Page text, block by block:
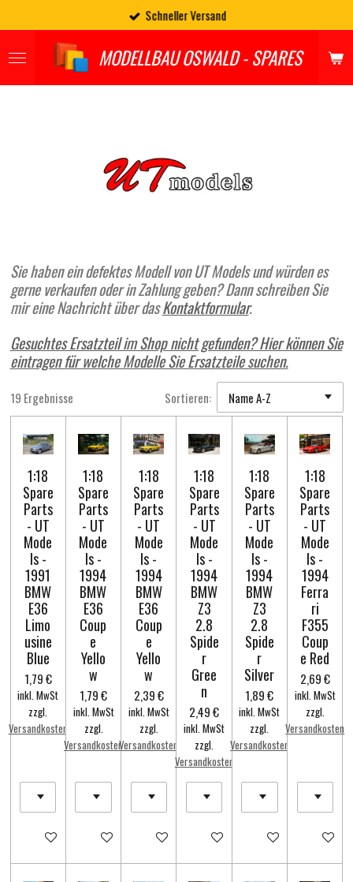
Hauptinhalt
springen
MODELLBAU OSWALD - SPARES
Schneller Versand
Sie haben ein defektes Modell von UT Models und würden es
gerne verkaufen oder in Zahlung geben? Dann schreiben Sie
mir eine Nachricht über dasKontaktformular.
Gesuchtes Ersatzteil im Shop nicht gefunden? Hier können Sie
eintragen für welche Modelle Sie Ersatzteile suchen.
19 Ergebnisse Sortieren:
1:18
Spare
Parts
- UT
Mode
ls -
1991
BMW
E36
Limo
usine
Blue
1,79 €
inkl. MwSt
zzgl.
Versandkosten
In den Warenkorb
1:18
Spare
Parts
- UT
Mode
ls -
1994
BMW
E36
Coup
e
Yello
w
1,79 €
inkl. MwSt
zzgl.
Versandkosten
In den Warenkorb
1:18
Spare
Parts
- UT
Mode
ls -
1994
BMW
E36
Coup
e
Yello
w
2,39 €
inkl. MwSt
zzgl.
Versandkosten
In den Warenkorb
1:18
Spare
Parts
- UT
Mode
ls -
1994
BMW
Z3
2.8
Spide
r
Gree
n
2,49 €
inkl. MwSt
zzgl.
Versandkosten
In den Warenkorb
1:18
Spare
Parts
- UT
Mode
ls -
1994
BMW
Z3
2.8
Spide
r
Silver
1,89 €
inkl. MwSt
zzgl.
Versandkosten
In den Warenkorb
1:18
Spare
Parts
- UT
Mode
ls -
1994
Ferra
ri
F355
Coup
e Red
2,69 €
inkl. MwSt
zzgl.
Versandkosten
In den